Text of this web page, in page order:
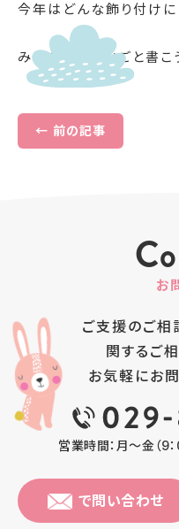
今年はどんな飾り付けに
みんなでお願いごと書
← 前の記事
お
ご支援のご相
関するご
お気軽にお
営業時間：月～金（9
で問い合わせ